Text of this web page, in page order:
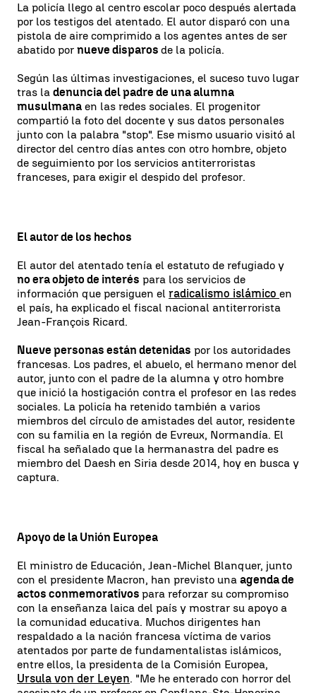
La policía llego al centro escolar poco después alertada
por los testigos del atentado. El autor disparó con una
pistola de aire comprimido a los agentes antes de ser
abatido por nueve disparos de la policía.
Según las últimas investigaciones, el suceso tuvo lugar
tras la denuncia del padre de una alumna
musulmana en las redes sociales. El progenitor
compartió la foto del docente y sus datos personales
junto con la palabra "stop". Ese mismo usuario visitó al
director del centro días antes con otro hombre, objeto
de seguimiento por los servicios antiterroristas
franceses, para exigir el despido del profesor.
El autor de los hechos
El autor del atentado tenía el estatuto de refugiado y
no era objeto de interés para los servicios de
información que persiguen el radicalismo islámico en
el país, ha explicado el fiscal nacional antiterrorista
Jean-François Ricard.
Nueve personas están detenidas por los autoridades
francesas. Los padres, el abuelo, el hermano menor del
autor, junto con el padre de la alumna y otro hombre
que inició la hostigación contra el profesor en las redes
sociales. La policía ha retenido también a varios
miembros del círculo de amistades del autor, residente
con su familia en la región de Evreux, Normandía. El
fiscal ha señalado que la hermanastra del padre es
miembro del Daesh en Siria desde 2014, hoy en busca y
captura.
Apoyo de la Unión Europea
El ministro de Educación, Jean-Michel Blanquer, junto
con el presidente Macron, han previsto una agenda de
actos conmemorativos para reforzar su compromiso
con la enseñanza laica del país y mostrar su apoyo a
la comunidad educativa. Muchos dirigentes han
respaldado a la nación francesa víctima de varios
atentados por parte de fundamentalistas islámicos,
entre ellos, la presidenta de la Comisión Europea,
Ursula von der Leyen. "Me he enterado con horror del